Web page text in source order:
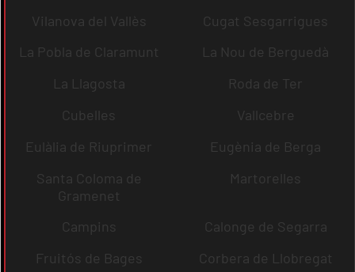
Vilanova del Vallès
Cugat Sesgarrigues
La Pobla de Claramunt
La Nou de Berguedà
La Llagosta
Roda de Ter
Cubelles
Vallcebre
Eulàlia de Riuprimer
Eugènia de Berga
Santa Coloma de
Gramenet
Martorelles
Campins
Calonge de Segarra
Fruitós de Bages
Corbera de Llobregat